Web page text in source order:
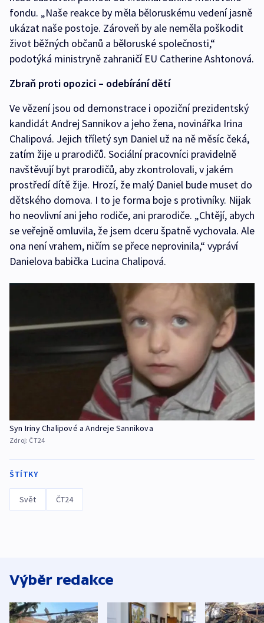
fondu. „Naše reakce by měla běloruskému vedení jasně
ukázat naše postoje. Zároveň by ale neměla poškodit
život běžných občanů a běloruské společnosti,“
podotýká ministryně zahraničí EU Catherine Ashtonová.
Zbraň proti opozici – odebírání dětí
Ve vězení jsou od demonstrace i opoziční prezidentský
kandidát Andrej Sannikov a jeho žena, novinářka Irina
Chalipová. Jejich tříletý syn Daniel už na ně měsíc čeká,
zatím žije u prarodičů. Sociální pracovníci pravidelně
navštěvují byt prarodičů, aby zkontrolovali, v jakém
prostředí dítě žije. Hrozí, že malý Daniel bude muset do
dětského domova. I to je forma boje s protivníky. Nijak
ho neovlivní ani jeho rodiče, ani prarodiče. „Chtějí, abych
se veřejně omluvila, že jsem dceru špatně vychovala. Ale
ona není vrahem, ničím se přece neprovinila,“ vypráví
Danielova babička Lucina Chalipová.
Syn Iriny Chalipové a Andreje Sannikova
Zdroj: ČT24
ŠTÍTKY
Svět ČT24
Výběr redakce